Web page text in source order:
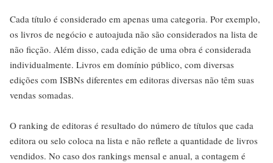
Cada título é considerado em apenas uma categoria. Por exemplo,
os livros de negócio e autoajuda não são considerados na lista de
não ficção. Além disso, cada edição de uma obra é considerada
individualmente. Livros em domínio público, com diversas
edições com ISBNs diferentes em editoras diversas não têm suas
vendas somadas.
O ranking de editoras é resultado do número de títulos que cada
editora ou selo coloca na lista e não reflete a quantidade de livros
vendidos. No caso dos rankings mensal e anual, a contagem é